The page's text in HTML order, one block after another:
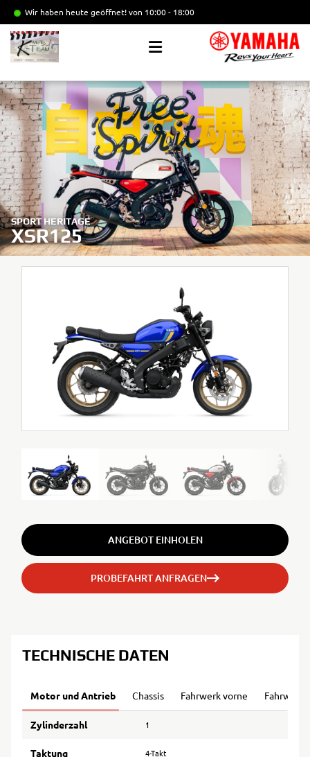
Wir haben heute geöffnet!von 10:00 - 18:00
SPORT HERITAGE
XSR125
ANGEBOT EINHOLEN
PROBEFAHRT ANFRAGEN
TECHNISCHE DATEN
Motor und Antrieb Chassis Fahrwerk vorne Fahrwerk
Zylinderzahl 1
Taktung 4-Takt